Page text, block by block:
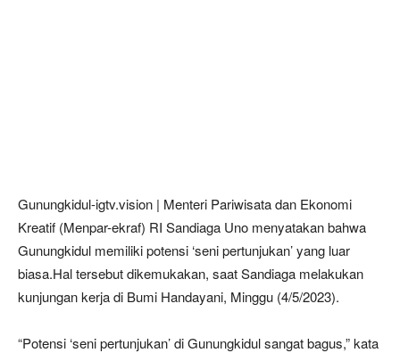
Gunungkidul-igtv.vision | Menteri Pariwisata dan Ekonomi
Kreatif (Menpar-ekraf) RI Sandiaga Uno menyatakan bahwa
Gunungkidul memiliki potensi ‘seni pertunjukan’ yang luar
biasa.Hal tersebut dikemukakan, saat Sandiaga melakukan
kunjungan kerja di Bumi Handayani, Minggu (4/5/2023).
“Potensi ‘seni pertunjukan’ di Gunungkidul sangat bagus,” kata